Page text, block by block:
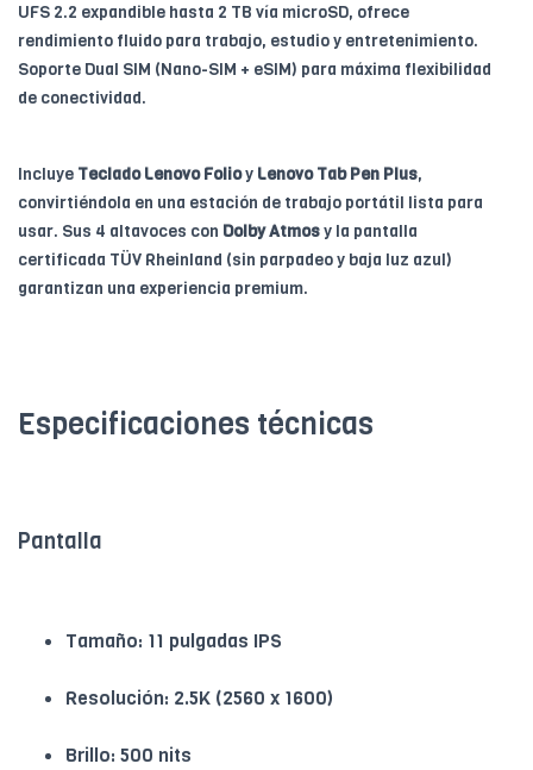
UFS 2.2 expandible hasta 2 TB vía microSD, ofrece
rendimiento fluido para trabajo, estudio y entretenimiento.
Soporte Dual SIM (Nano-SIM + eSIM) para máxima flexibilidad
de conectividad.
Incluye Teclado Lenovo Folioy Lenovo Tab Pen Plus,
convirtiéndola en una estación de trabajo portátil lista para
usar. Sus 4 altavoces con Dolby Atmosy la pantalla
certificada TÜV Rheinland (sin parpadeo y baja luz azul)
garantizan una experiencia premium.
Especificaciones técnicas
Pantalla
Tamaño: 11 pulgadas IPS
Resolución: 2.5K (2560 x 1600)
Brillo: 500 nits